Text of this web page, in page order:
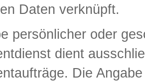
Daten verknüpft.
persönlicher oder
dient
Die